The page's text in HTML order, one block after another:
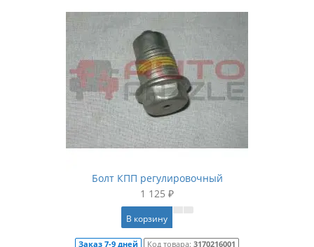
Болт КПП регулировочный
1 125 ₽
В корзину
Заказ 7-9 дней Код товара: 3170216001